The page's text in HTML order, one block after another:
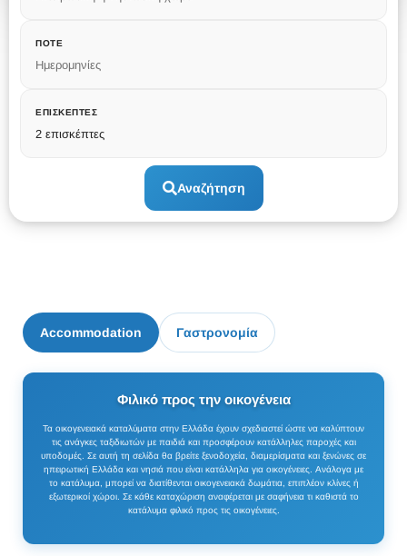
ΠΌΤΕ
Ημερομηνίες
ΕΠΙΣΚΈΠΤΕΣ
2 επισκέπτες
Αναζήτηση
Accommodation Γαστρονομία
Φιλικό προς την οικογένεια
Τα οικογενειακά καταλύματα στην Ελλάδα έχουν σχεδιαστεί ώστε να καλύπτουν
τις ανάγκες ταξιδιωτών με παιδιά και προσφέρουν κατάλληλες παροχές και
υποδομές. Σε αυτή τη σελίδα θα βρείτε ξενοδοχεία, διαμερίσματα και ξενώνες σε
ηπειρωτική Ελλάδα και νησιά που είναι κατάλληλα για οικογένειες. Ανάλογα με
το κατάλυμα, μπορεί να διατίθενται οικογενειακά δωμάτια, επιπλέον κλίνες ή
εξωτερικοί χώροι. Σε κάθε καταχώριση αναφέρεται με σαφήνεια τι καθιστά το
κατάλυμα φιλικό προς τις οικογένειες.